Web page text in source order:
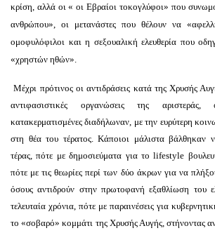
κρίση, αλλά οι « οι Εβραίοι τοκογλύφοι» που
ανθρώπου», οι μετανάστες που θέλουν να
ομοφυλόφιλοι και η σεξουαλική ελευθερία που
«χρηστών ηθών».
Μέχρι πρότινος οι αντιδράσεις κατά της Χρυσής
αντιφασιστικές οργανώσεις της
κατακερματισμένες διαδήλωναν, με την ευρύτερη
στη θέα του τέρατος. Κάποιοι μάλιστα βάλθηκαν
τέρας, πότε με δημοσιεύματα για τοlifestyle
πότε με τις θεωρίες περί των δύο άκρων για να
όσους αντιδρούν στην πρωτοφανή εξαθλίωση του
τελευταία χρόνια, πότε με παραινέσεις για
το «σοβαρό» κομμάτι της Χρυσής Αυγής, στήνοντας